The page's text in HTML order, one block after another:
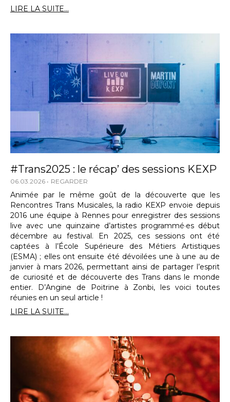
LIRE LA SUITE...
#Trans2025 : le récap’ des sessions KEXP
06.03.2026 REGARDER
Animée par le même goût de la découverte que les
Rencontres Trans Musicales, la radio KEXP envoie depuis
2016 une équipe à Rennes pour enregistrer des sessions
live avec une quinzaine d’artistes programmé·es début
décembre au festival. En 2025, ces sessions ont été
captées à l’École Supérieure des Métiers Artistiques
(ESMA) ; elles ont ensuite été dévoilées une à une au de
janvier à mars 2026, permettant ainsi de partager l’esprit
de curiosité et de découverte des Trans dans le monde
entier. D’Angine de Poitrine à Zonbi, les voici toutes
réunies en un seul article !
LIRE LA SUITE...